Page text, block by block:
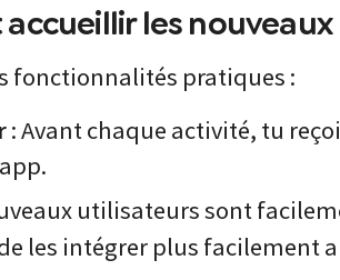
les
fonctionnalités pratiques :
: Avant chaque activité, tu
utilisateurs sont
les intégrer plus facilement